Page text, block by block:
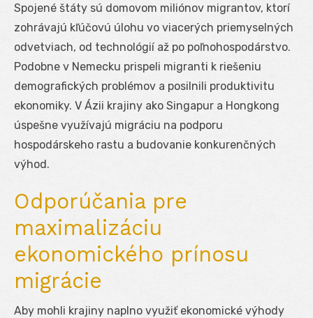
Spojené štáty sú domovom miliónov migrantov, ktorí
zohrávajú kľúčovú úlohu vo viacerých priemyselných
odvetviach, od technológií až po poľnohospodárstvo.
Podobne v Nemecku prispeli migranti k riešeniu
demografických problémov a posilnili produktivitu
ekonomiky. V Ázii krajiny ako Singapur a Hongkong
úspešne využívajú migráciu na podporu
hospodárskeho rastu a budovanie konkurenčných
výhod.
Odporúčania pre
maximalizáciu
ekonomického prínosu
migrácie
Aby mohli krajiny naplno využiť ekonomické výhody